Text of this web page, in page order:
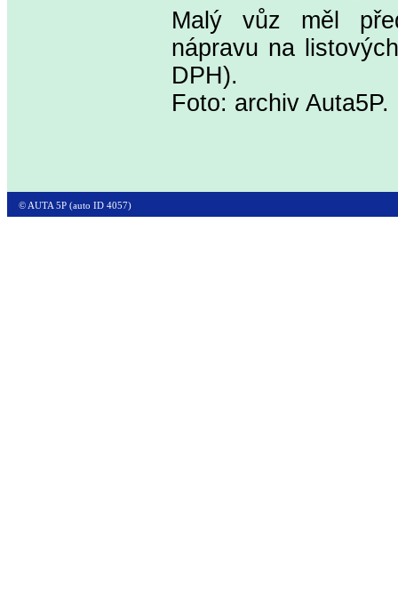
Malý vůz měl
nápravu na
DPH).
Foto: archiv Auta5P.
© AUTA 5P (auto ID 4057)